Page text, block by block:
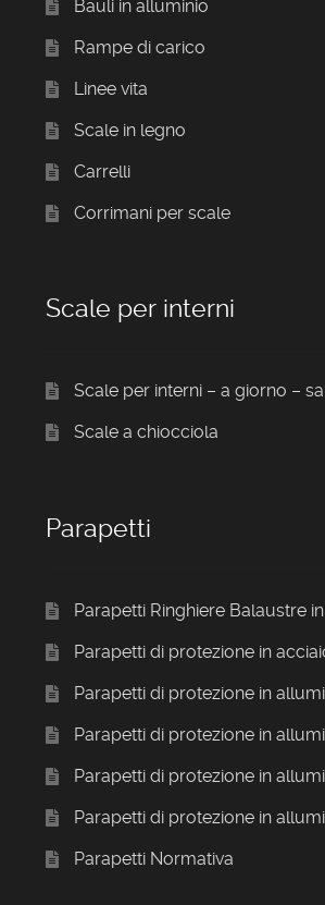
Bauli in alluminio
Rampe di carico
Linee vita
Scale in legno
Carrelli
Corrimani per scale
Scale per interni
Scale per interni – a giorno –
Scale a chiocciola
Parapetti
Parapetti Ringhiere Balaustre
Parapetti di protezione in
Parapetti di protezione in
Parapetti di protezione in
Parapetti di protezione in
Parapetti di protezione in
Parapetti Normativa